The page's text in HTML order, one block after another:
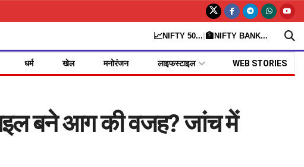
📈NIFTY 50... 🏦NIFTY BANK...
धर्म खेल मनोरंजन लाइफस्टाइल WEB STORIES
बने आग की वजह? जांच में